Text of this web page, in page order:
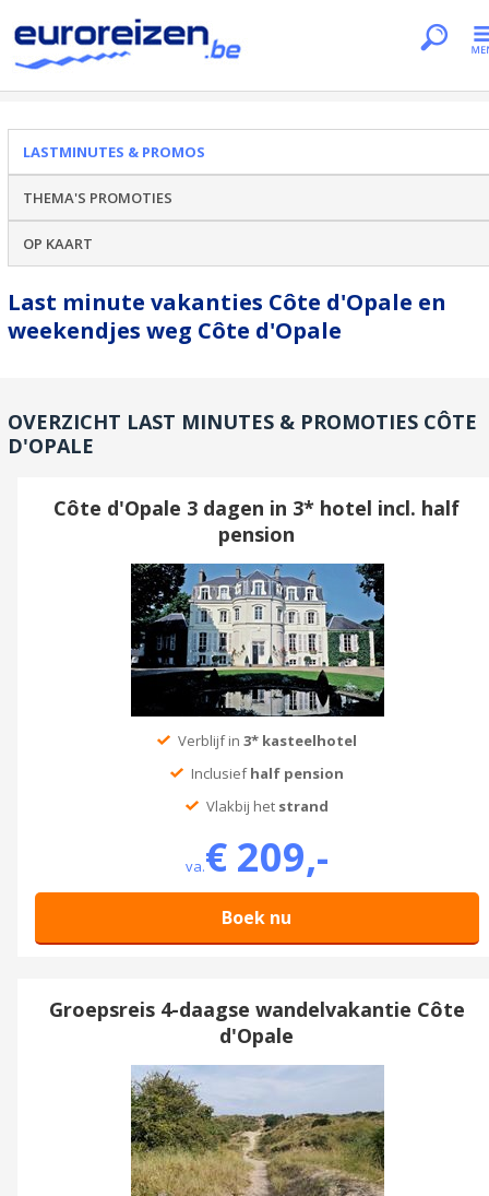
LASTMINUTES & PROMOS
THEMA'S PROMOTIES
OP KAART
Last minute vakanties Côte d'Opale en
weekendjes weg Côte d'Opale
OVERZICHT LAST MINUTES & PROMOTIES CÔTE
D'OPALE
Côte d'Opale 3 dagen in 3* hotel incl. half
pension
Verblijf in3* kasteelhotel
Inclusiefhalf pension
Vlakbij het strand
va.€ 209,-
Boek nu
Groepsreis 4-daagse wandelvakantie Côte
d'Opale